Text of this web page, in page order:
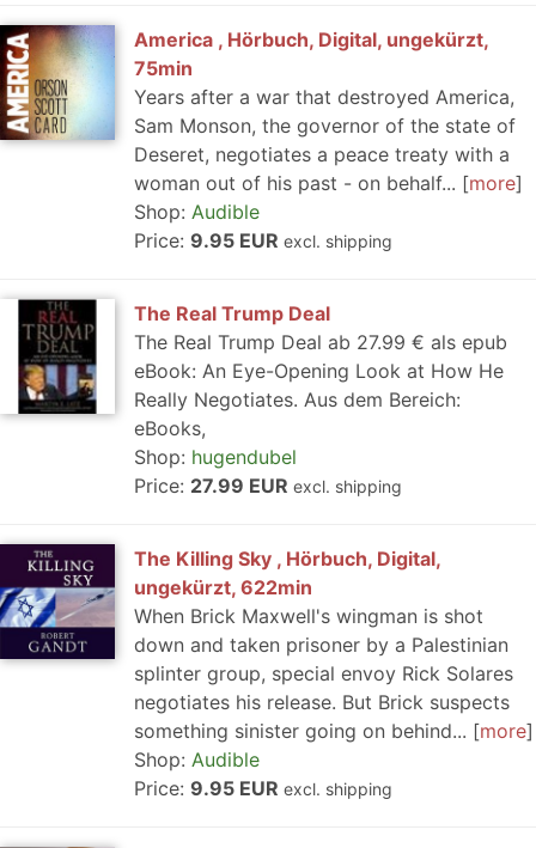
America , Hörbuch, Digital, ungekürzt,
75min
Years after a war that destroyed America,
Sam Monson, the governor of the state of
Deseret, negotiates a peace treaty with a
woman out of his past - on behalf...
more
Shop: Audible
Price: 9.95 EUR excl. shipping
The Real Trump Deal
The Real Trump Deal ab 27.99 € als epub
eBook: An Eye-Opening Look at How He
Really Negotiates. Aus dem Bereich:
eBooks,
Shop: hugendubel
Price: 27.99 EUR excl. shipping
The Killing Sky , Hörbuch, Digital,
ungekürzt, 622min
When Brick Maxwell's wingman is shot
down and taken prisoner by a Palestinian
splinter group, special envoy Rick Solares
negotiates his release. But Brick suspects
something sinister going on behind...
more
Shop: Audible
Price: 9.95 EUR excl. shipping